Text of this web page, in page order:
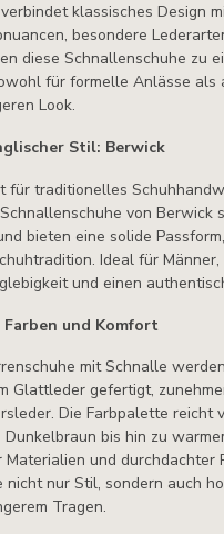
klassisches Design
besondere
diese Schnallenschuhe zu
für formelle Anlässe als
Look.
Stil: Berwick
für traditionelles
von Berwick
bieten eine solide
Ideal für
und einen
und Komfort
mit Schnalle
Glattleder gefertigt,
Die Farbpalette reicht
bis hin zu
und durchdachter
nicht nur Stil, sondern auch
Tragen.